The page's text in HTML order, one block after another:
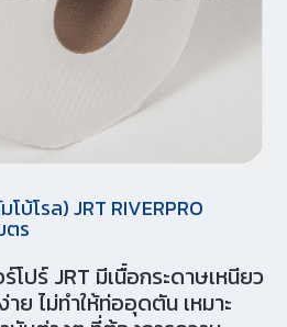
บ้โรล) JRT RIVERPRO
ตร
โปร์ JRT มีเนื้อกระดาษเหนียว
ย ไม่ทำให้ท่ออุดตัน เหมาะ